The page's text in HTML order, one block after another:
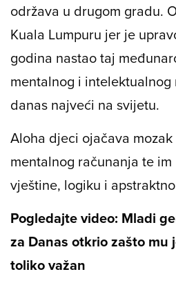
održava u drugom gradu.
Kuala Lumpuru jer je
godina nastao taj
mentalnog i
danas najveći na svijetu.
Aloha djeci ojačava
mentalnog računanja te
vještine, logiku i
Pogledajte video: Mladi
za Danas otkrio zašto mu
toliko važan